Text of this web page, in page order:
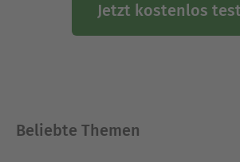
Jetzt kostenlos
Beliebte Themen